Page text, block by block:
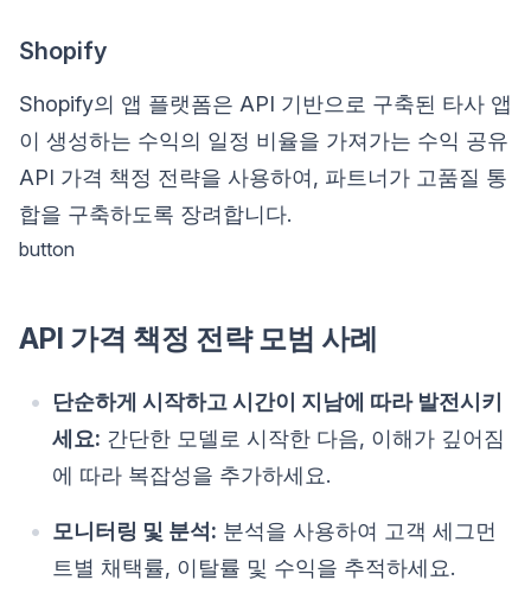
Shopify
Shopify의 앱 플랫폼은 API 기반으로 구축된 타사 앱
이 생성하는 수익의 일정 비율을 가져가는 수익 공유
API 가격 책정 전략을 사용하여, 파트너가 고품질 통
합을 구축하도록 장려합니다.
button
API 가격 책정 전략 모범 사례
단순하게 시작하고 시간이 지남에 따라 발전시키
세요: 간단한 모델로 시작한 다음, 이해가 깊어짐
에 따라 복잡성을 추가하세요.
모니터링 및 분석: 분석을 사용하여 고객 세그먼
트별 채택률, 이탈률 및 수익을 추적하세요.